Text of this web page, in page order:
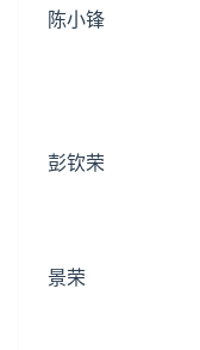
陈小锋
彭钦荣
景荣